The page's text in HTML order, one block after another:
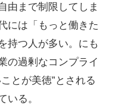
由まで制限してしま
には「もっと働きた
持つ人が多い。にも
の過剰なコンプライ
とが美徳”とされる
いる。